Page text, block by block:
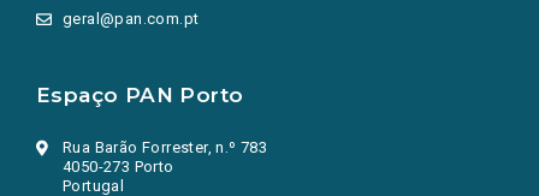
geral@pan.com.pt
Espaço PAN Porto
Rua Barão Forrester, n.º 783
4050-273 Porto
Portugal